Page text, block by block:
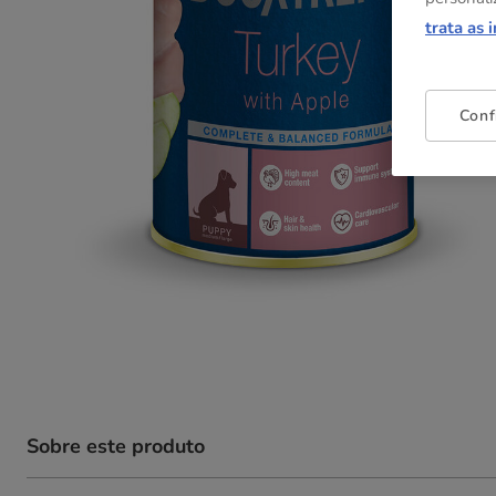
Sobre este produto
trata as